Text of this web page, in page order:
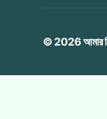
© 2026আমার